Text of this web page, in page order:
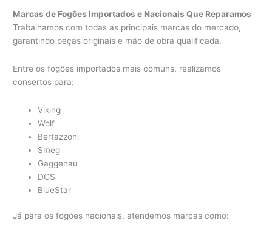
Marcas de Fogões Importados e Nacionais Que Reparamos
Trabalhamos com todas as principais marcas do mercado,
garantindo peças originais e mão de obra qualificada.
Entre os fogões importados mais comuns, realizamos
consertos para:
Viking
Wolf
Bertazzoni
Smeg
Gaggenau
DCS
BlueStar
Já para os fogões nacionais, atendemos marcas como: